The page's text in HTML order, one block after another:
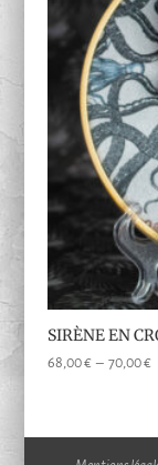
SIRÈNE EN
68,00€ – 70,00€